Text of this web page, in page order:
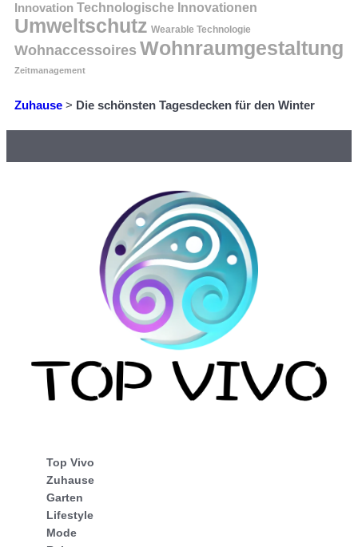
Innovation Technologische Innovationen
Umweltschutz Wearable Technologie
Wohnaccessoires Wohnraumgestaltung
Zeitmanagement
Zuhause > Die schönsten Tagesdecken für den Winter
Top Vivo
Zuhause
Garten
Lifestyle
Mode